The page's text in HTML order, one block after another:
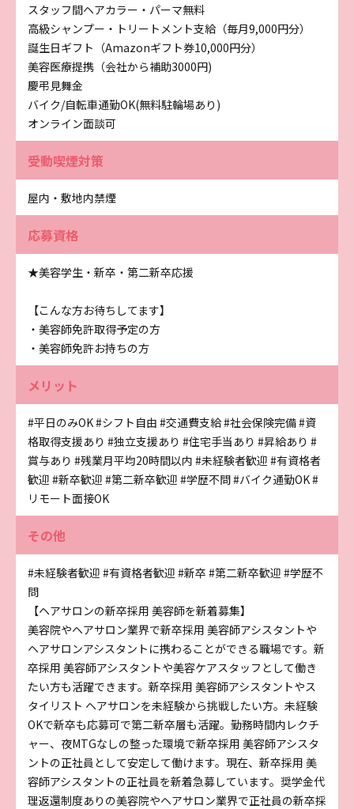
スタッフ間ヘアカラー・パーマ無料
高級シャンプー・トリートメント支給（毎月9,000円分）
誕生日ギフト（Amazonギフト券10,000円分）
美容医療提携（会社から補助3000円)
慶弔見舞金
バイク/自転車通勤OK(無料駐輪場あり)
オンライン面談可
受動喫煙対策
屋内・敷地内禁煙
応募資格
★美容学生・新卒・第二新卒応援
【こんな方お待ちしてます】
・美容師免許取得予定の方
・美容師免許お持ちの方
メリット
#平日のみOK#シフト自由 #交通費支給#社会保険完備#資
格取得支援あり #独立支援あり #住宅手当あり #昇給あり #
賞与あり #残業月平均20時間以内 #未経験者歓迎 #有資格者
歓迎 #新卒歓迎 #第二新卒歓迎 #学歴不問#バイク通勤OK#
リモート面接OK
その他
#未経験者歓迎 #有資格者歓迎 #新卒 #第二新卒歓迎 #学歴不
問
【ヘアサロンの新卒採用 美容師を新着募集】
美容院やヘアサロン業界で新卒採用 美容師アシスタントや
ヘアサロンアシスタントに携わることができる職場です。新
卒採用 美容師アシスタントや美容ケアスタッフとして働き
たい方も活躍できます。新卒採用 美容師アシスタントやス
タイリスト ヘアサロンを未経験から挑戦したい方。未経験
OKで新卒も応募可で第二新卒層も活躍。勤務時間内レクチ
ャー、夜MTGなしの整った環境で新卒採用 美容師アシスタ
ントの正社員として安定して働けます。現在、新卒採用 美
容師アシスタントの正社員を新着急募しています。奨学金代
理返還制度ありの美容院やヘアサロン業界で正社員の新卒採